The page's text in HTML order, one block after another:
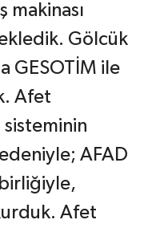
makinası
Gölcük
GESOTİM ile
Afet
AFAD
Afet